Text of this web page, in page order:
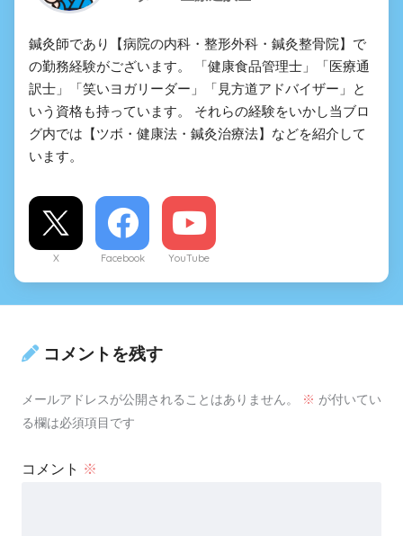
鍼灸師であり【病院の内科・整形外科・鍼灸整骨院】で
の勤務経験がございます。 「健康食品管理士」「医療通
訳士」「笑いヨガリーダー」「見方道アドバイザー」と
いう資格も持っています。 それらの経験をいかし当ブロ
グ内では【ツボ・健康法・鍼灸治療法】などを紹介して
います。
X Facebook YouTube
コメントを残す
メールアドレスが公開されることはありません。 ※ が付いてい
る欄は必須項目です
コメント ※